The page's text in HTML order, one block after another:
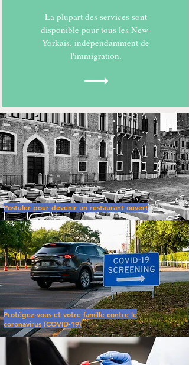
La plupart des services sont
disponible pour tous les New-
Yorkais, indépendamment de
l'immigration.
Postuler pour devenir un restaurant ouvert
Protégez-vous et votre famille contre le
coronavirus (COVID-19)